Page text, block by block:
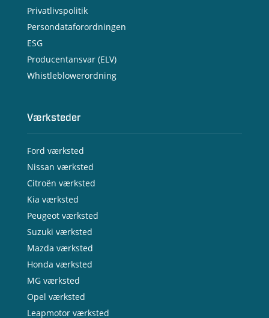
Privatlivspolitik
Persondataforordningen
ESG
Producentansvar (ELV)
Whistleblowerordning
Værksteder
Ford værksted
Nissan værksted
Citroën værksted
Kia værksted
Peugeot værksted
Suzuki værksted
Mazda værksted
Honda værksted
MG værksted
Opel værksted
Leapmotor værksted